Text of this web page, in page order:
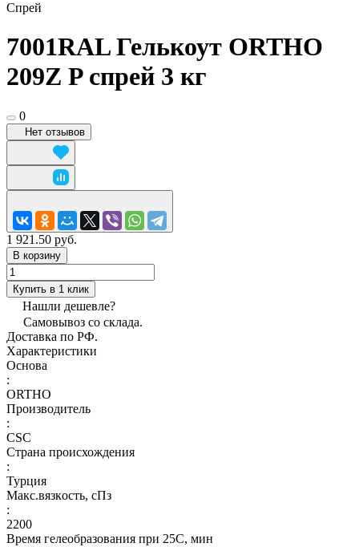
Спрей
7001RAL Гелькоут ORTHO
209Z P спрей 3 кг
0
Нет отзывов
1 921.50 руб.
В корзину
Купить в 1 клик
Нашли дешевле?
Самовывоз со склада.
Доставка по РФ.
Характеристики
Основа
:
ORTHO
Производитель
:
CSC
Страна происхождения
:
Турция
Макс.вязкoсть, сПз
:
2200
Время гелеобразования при 25С, мин